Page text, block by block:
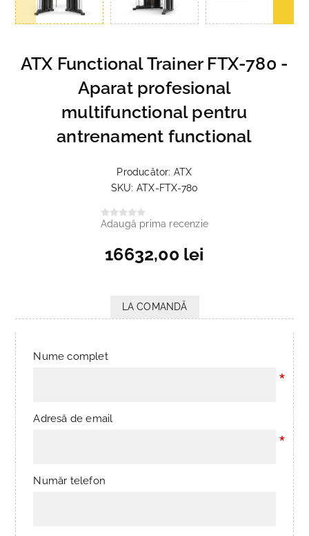
ATX Functional Trainer FTX-780 -
Aparat profesional
multifunctional pentru
antrenament functional
Producător: ATX
SKU: ATX-FTX-780
Adaugă prima recenzie
16632,00 lei
LA COMANDĂ
Nume complet
*
Adresă de email
*
Număr telefon